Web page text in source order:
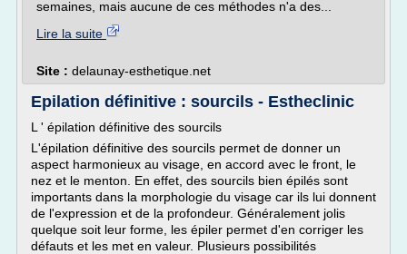
semaines, mais aucune de ces méthodes n'a des...
Lire la suite
Site : delaunay-esthetique.net
Epilation définitive : sourcils - Estheclinic
L ' épilation définitive des sourcils
L'épilation définitive des sourcils permet de donner un
aspect harmonieux au visage, en accord avec le front, le
nez et le menton. En effet, des sourcils bien épilés sont
importants dans la morphologie du visage car ils lui donnent
de l'expression et de la profondeur. Généralement jolis
quelque soit leur forme, les épiler permet d'en corriger les
défauts et les met en valeur. Plusieurs possibilités